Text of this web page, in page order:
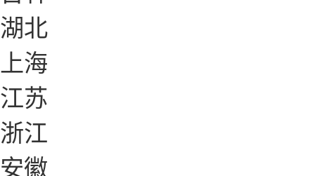
湖北
上海
江苏
浙江
安徽